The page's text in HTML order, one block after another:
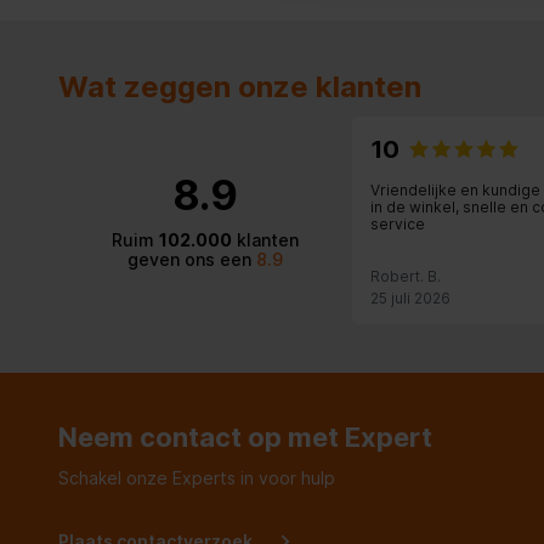
Latte macchiato maken
Diepte van het product
Wat zeggen onze klanten
8.9
Ruim 102.000 klanten
geven ons een8.9
10
Vriendelijke en
in de winkel, snelle en
service
Robert. B.
25 juli 2026
Neem contact op met Expert
Schakel onze Experts in voor hulp